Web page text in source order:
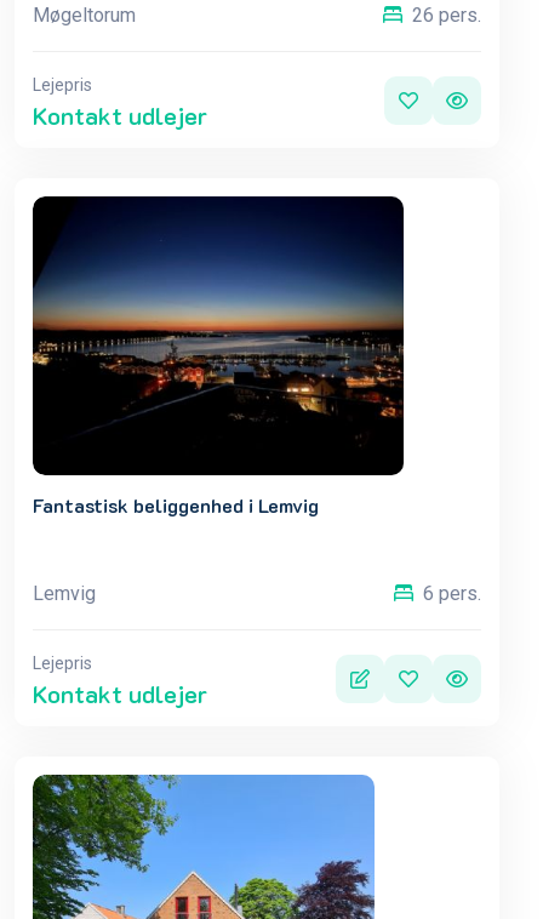
Møgeltorum 26 pers.
Lejepris
Kontakt udlejer
Fantastisk beliggenhed i Lemvig
Lemvig 6 pers.
Lejepris
Kontakt udlejer